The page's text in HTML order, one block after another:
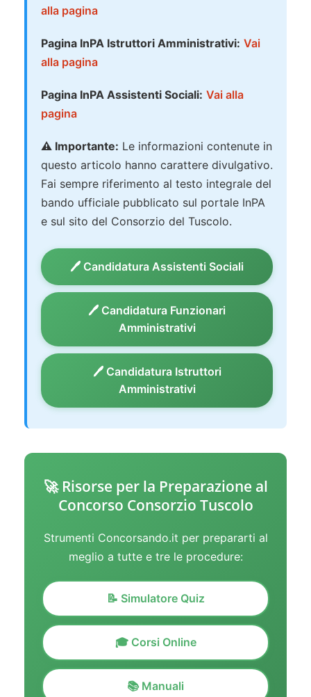
alla pagina
Pagina InPA Istruttori Amministrativi: Vai
alla pagina
Pagina InPA Assistenti Sociali: Vai alla
pagina
⚠️ Importante: Le informazioni contenute in
questo articolo hanno carattere divulgativo.
Fai sempre riferimento al testo integrale del
bando ufficiale pubblicato sul portale InPA
e sul sito del Consorzio del Tuscolo.
🖊️ Candidatura Assistenti Sociali
🖊️ Candidatura Funzionari
Amministrativi
🖊️ Candidatura Istruttori
Amministrativi
🚀 Risorse per la Preparazione al
Concorso Consorzio Tuscolo
Strumenti Concorsando.it per prepararti al
meglio a tutte e tre le procedure:
📝 Simulatore Quiz
🎓 Corsi Online
📚 Manuali